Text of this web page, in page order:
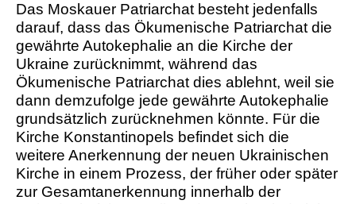
Das Moskauer Patriarchat besteht jedenfalls
darauf, dass das Ökumenische Patriarchat die
gewährte Autokephalie an die Kirche der
Ukraine zurücknimmt, während das
Ökumenische Patriarchat dies ablehnt, weil sie
dann demzufolge jede gewährte Autokephalie
grundsätzlich zurücknehmen könnte. Für die
Kirche Konstantinopels befindet sich die
weitere Anerkennung der neuen Ukrainischen
Kirche in einem Prozess, der früher oder später
zur Gesamtanerkennung innerhalb der